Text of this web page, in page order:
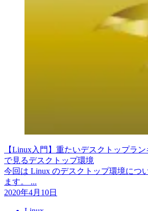
【Linux入門】重たいデスクトップラン
で見るデスクトップ環境
今回は Linux のデスクトップ環境につ
ます。 ...
2020年4月10日